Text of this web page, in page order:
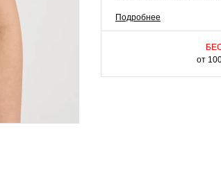
КАК НОСИТЬ
Сочетайте с
офисного образа. В
ремнем, как на фото. К
Подробнее
от